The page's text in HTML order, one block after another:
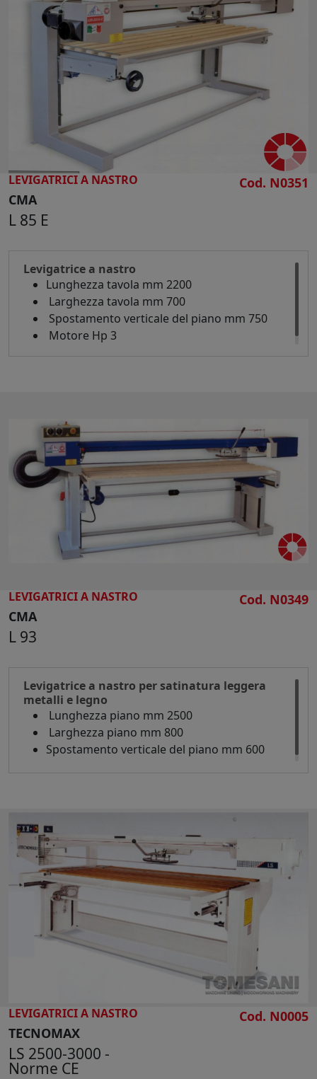
CERCA
LEVIGATRICI A NASTRO
CMA
L 85 E
Cod. N0351
Levigatrice a nastro
Lunghezza tavola mm 2200
Larghezza tavola mm 700
Spostamento verticale del piano mm 750
Motore Hp 3
LEVIGATRICI A NASTRO
CMA
L 93
Cod. N0349
Levigatrice a nastro per satinatura leggera
metalli e legno
Lunghezza piano mm 2500
Larghezza piano mm 800
Spostamento verticale del piano mm 600
LEVIGATRICI A NASTRO
TECNOMAX
LS 2500-3000 -
Norme CE
Cod. N0005